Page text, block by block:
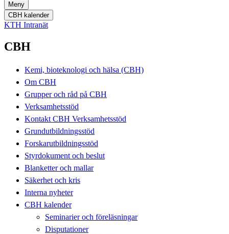
Meny
CBH kalender
KTH Intranät
CBH
Kemi, bioteknologi och hälsa (CBH)
Om CBH
Grupper och råd på CBH
Verksamhetsstöd
Kontakt CBH Verksamhetsstöd
Grundutbildningsstöd
Forskarutbildningsstöd
Styrdokument och beslut
Blanketter och mallar
Säkerhet och kris
Interna nyheter
CBH kalender
Seminarier och föreläsningar
Disputationer